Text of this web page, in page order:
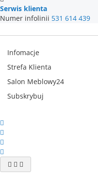
Serwis klienta
Numer infolinii 531 614 439
Infomacje
Strefa Klienta
Salon Meblowy24
Subskrybuj